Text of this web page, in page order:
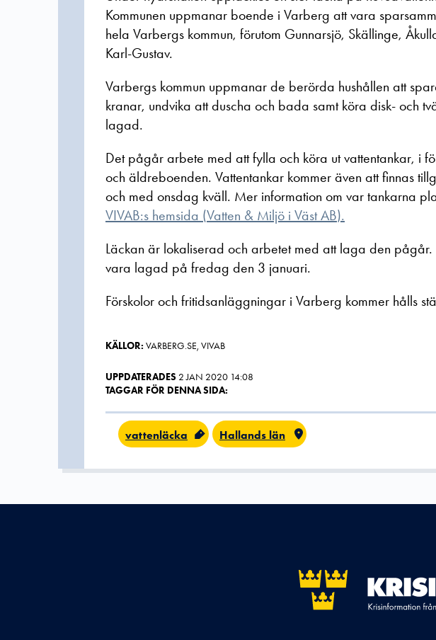
Kommunen uppmanar boende i Varberg att vara
hela Varbergs kommun, förutom Gunnarsjö, Skällinge,
Karl-Gustav.
Varbergs kommun uppmanar de berörda hushållen att
kranar, undvika att duscha och bada samt köra disk- och
lagad.
Det pågår arbete med att fylla och köra ut vattentankar, i
och äldreboenden. Vattentankar kommer även att finnas
och med onsdag kväll. Mer information om var tankarna
VIVAB:s hemsida (Vatten & Miljö i Väst AB).
Läckan är lokaliserad och arbetet med att laga den pågår.
vara lagad på fredag den 3 januari.
Förskolor och fritidsanläggningar i Varberg kommer hålls
KÄLLOR: VARBERG.SE, VIVAB
UPPDATERADES 2 JAN 2020 14:08
TAGGAR FÖR DENNA SIDA:
vattenläcka Hallands län